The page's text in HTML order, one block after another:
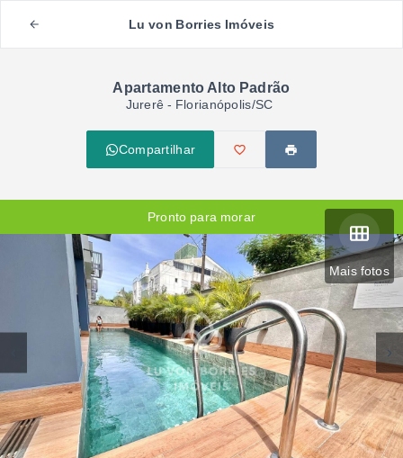
Lu von Borries Imóveis
Apartamento Alto Padrão
Jurerê - Florianópolis/SC
Compartilhar
Mais fotos
Pronto para morar